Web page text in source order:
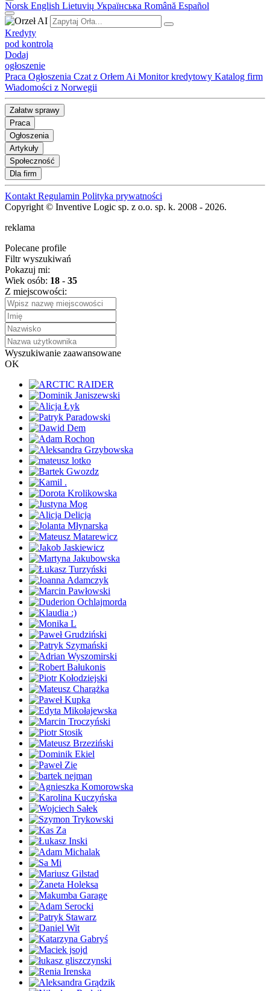
Norsk English Lietuvių Українська Română Español
Kredyty
pod kontrolą
Dodaj
ogłoszenie
Praca Ogłoszenia Czat z Orłem Ai Monitor kredytowy Katalog firm
Wiadomości z Norwegii
Załatw sprawy
Praca
Ogłoszenia
Artykuły
Społeczność
Dla firm
Kontakt Regulamin Polityka prywatności
Copyright © Inventive Logic sp. z o.o. sp. k. 2008 - 2026.
reklama
Polecane profile
Filtr wyszukiwań
Pokazuj mi:
Wiek osób: 18 - 35
Z miejscowości:
Wyszukiwanie zaawansowane
OK